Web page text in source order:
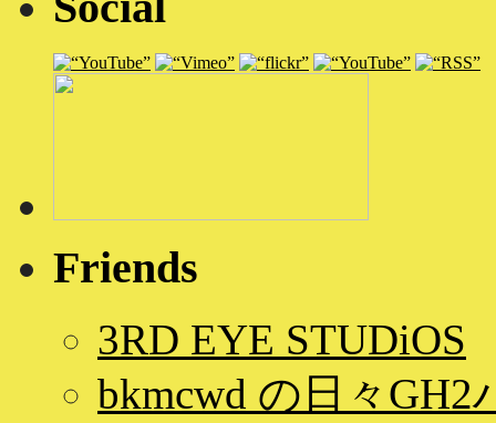
Friends
3RD EYE STUDiOS
bkmcwd の日々GH2